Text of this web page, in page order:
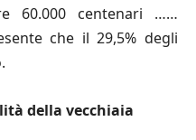
60.000 centenari ……
che il 29,5% degli
della vecchiaia